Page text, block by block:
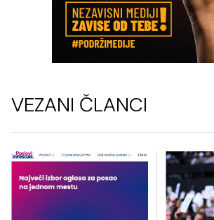
VEZANI ČLANCI